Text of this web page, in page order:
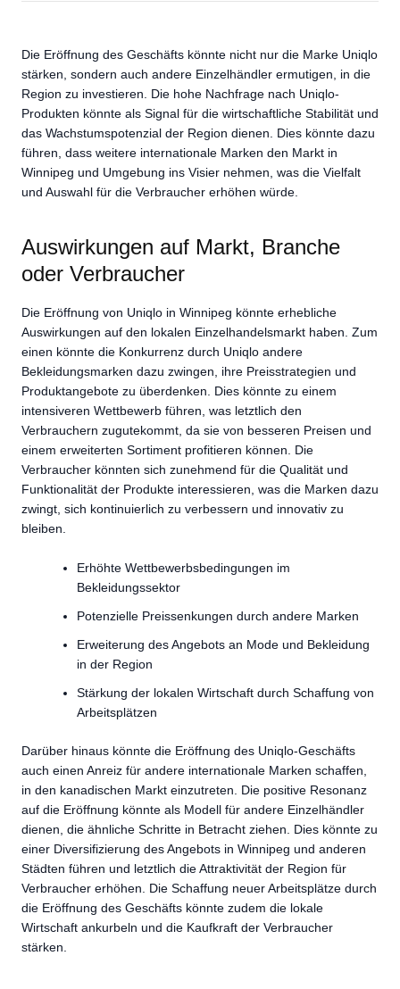
Die Eröffnung des Geschäfts könnte nicht nur die Marke Uniqlo
stärken, sondern auch andere Einzelhändler ermutigen, in die
Region zu investieren. Die hohe Nachfrage nach Uniqlo-
Produkten könnte als Signal für die wirtschaftliche Stabilität und
das Wachstumspotenzial der Region dienen. Dies könnte dazu
führen, dass weitere internationale Marken den Markt in
Winnipeg und Umgebung ins Visier nehmen, was die Vielfalt
und Auswahl für die Verbraucher erhöhen würde.
Auswirkungen auf Markt, Branche
oder Verbraucher
Die Eröffnung von Uniqlo in Winnipeg könnte erhebliche
Auswirkungen auf den lokalen Einzelhandelsmarkt haben. Zum
einen könnte die Konkurrenz durch Uniqlo andere
Bekleidungsmarken dazu zwingen, ihre Preisstrategien und
Produktangebote zu überdenken. Dies könnte zu einem
intensiveren Wettbewerb führen, was letztlich den
Verbrauchern zugutekommt, da sie von besseren Preisen und
einem erweiterten Sortiment profitieren können. Die
Verbraucher könnten sich zunehmend für die Qualität und
Funktionalität der Produkte interessieren, was die Marken dazu
zwingt, sich kontinuierlich zu verbessern und innovativ zu
bleiben.
Erhöhte Wettbewerbsbedingungen im
Bekleidungssektor
Potenzielle Preissenkungen durch andere Marken
Erweiterung des Angebots an Mode und Bekleidung
in der Region
Stärkung der lokalen Wirtschaft durch Schaffung von
Arbeitsplätzen
Darüber hinaus könnte die Eröffnung des Uniqlo-Geschäfts
auch einen Anreiz für andere internationale Marken schaffen,
in den kanadischen Markt einzutreten. Die positive Resonanz
auf die Eröffnung könnte als Modell für andere Einzelhändler
dienen, die ähnliche Schritte in Betracht ziehen. Dies könnte zu
einer Diversifizierung des Angebots in Winnipeg und anderen
Städten führen und letztlich die Attraktivität der Region für
Verbraucher erhöhen. Die Schaffung neuer Arbeitsplätze durch
die Eröffnung des Geschäfts könnte zudem die lokale
Wirtschaft ankurbeln und die Kaufkraft der Verbraucher
stärken.